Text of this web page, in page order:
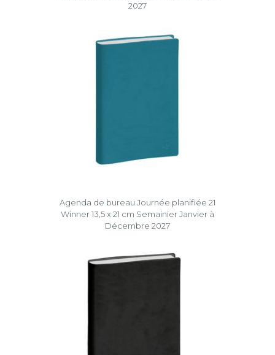
2027
Agenda de bureau Journée planifiée 21
Winner 13,5 x 21 cm Semainier Janvier à
Décembre 2027